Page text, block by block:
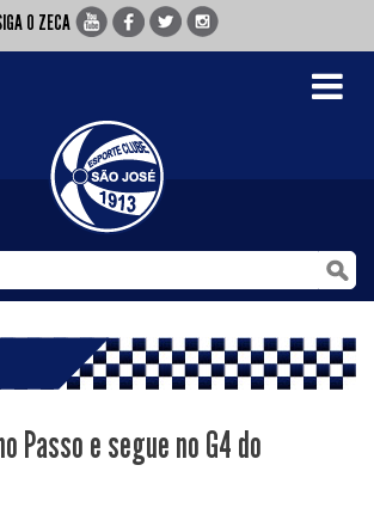
O ZECA
Toggle
Passo e segue no G4 do